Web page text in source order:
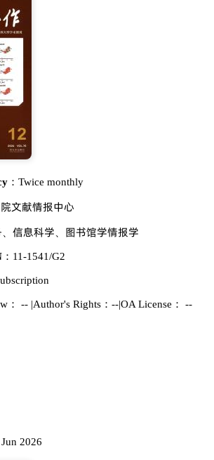
： Twice monthly
鉮藀侸沲瘼㔦
烻壄涛惒 貂䎦慀惒侸沲惒
11-1541/G2
： -- |Author's Rights：--|OA License： --
2026